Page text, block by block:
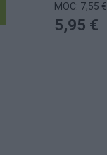
MOC: 7,55 €
5,95 €